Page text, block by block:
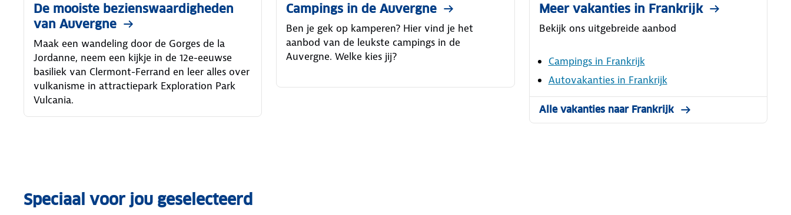
De mooiste bezienswaardigheden
van Auvergne
Maak een wandeling door de Gorges de la
Jordanne, neem een kijkje in de 12e-eeuwse
basiliek van Clermont-Ferrand en leer alles over
vulkanisme in attractiepark Exploration Park
Vulcania.
Campings in de Auvergne
Ben je gek op kamperen? Hier vind je het
aanbod van de leukste campings in de
Auvergne. Welke kies jij?
Meer vakanties in Frankrijk
Bekijk ons uitgebreide aanbod
Campings in Frankrijk
Autovakanties in Frankrijk
Alle vakanties naar Frankrijk
Speciaal voor jou geselecteerd